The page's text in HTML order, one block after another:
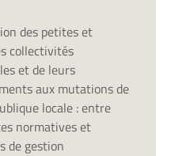
des petites et
collectivités
et de leurs
aux mutations de
locale : entre
normatives et
de gestion